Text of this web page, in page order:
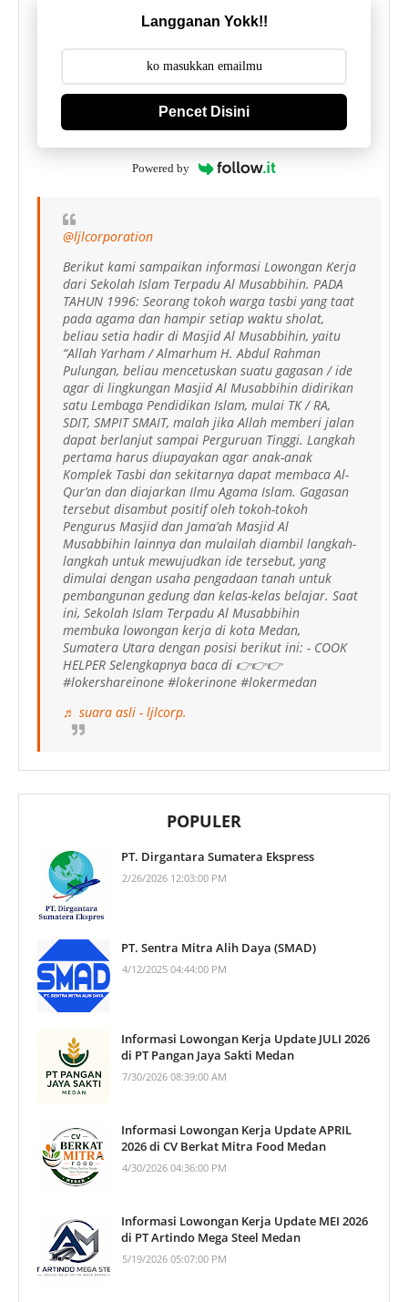
Langganan Yokk!!
Pencet Disini
Powered by
@ljlcorporation
Berikut kami sampaikan informasi Lowongan Kerja
dari Sekolah Islam Terpadu Al Musabbihin. PADA
TAHUN 1996: Seorang tokoh warga tasbi yang taat
pada agama dan hampir setiap waktu sholat,
beliau setia hadir di Masjid Al Musabbihin, yaitu
“Allah Yarham / Almarhum H. Abdul Rahman
Pulungan, beliau mencetuskan suatu gagasan / ide
agar di lingkungan Masjid Al Musabbihin didirikan
satu Lembaga Pendidikan Islam, mulai TK / RA,
SDIT, SMPIT SMAIT, malah jika Allah memberi jalan
dapat berlanjut sampai Perguruan Tinggi. Langkah
pertama harus diupayakan agar anak-anak
Komplek Tasbi dan sekitarnya dapat membaca Al-
Qur’an dan diajarkan Ilmu Agama Islam. Gagasan
tersebut disambut positif oleh tokoh-tokoh
Pengurus Masjid dan Jama’ah Masjid Al
Musabbihin lainnya dan mulailah diambil langkah-
langkah untuk mewujudkan ide tersebut, yang
dimulai dengan usaha pengadaan tanah untuk
pembangunan gedung dan kelas-kelas belajar. Saat
ini, Sekolah Islam Terpadu Al Musabbihin
membuka lowongan kerja di kota Medan,
Sumatera Utara dengan posisi berikut ini: - COOK
HELPER Selengkapnya baca di 👉👉👉
#lokershareinone #lokerinone #lokermedan
♬ suara asli - ljlcorp.
POPULER
PT. Dirgantara Sumatera Ekspress
2/26/2026 12:03:00 PM
PT. Sentra Mitra Alih Daya (SMAD)
4/12/2025 04:44:00 PM
Informasi Lowongan Kerja Update JULI 2026
di PT Pangan Jaya Sakti Medan
7/30/2026 08:39:00 AM
Informasi Lowongan Kerja Update APRIL
2026 di CV Berkat Mitra Food Medan
4/30/2026 04:36:00 PM
Informasi Lowongan Kerja Update MEI 2026
di PT Artindo Mega Steel Medan
5/19/2026 05:07:00 PM